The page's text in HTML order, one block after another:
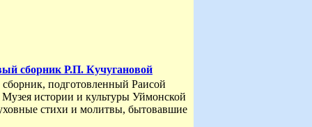
сборник Р.П. Кучугановой
подготовленный Раисой
истории и культуры Уймонской
стихи и молитвы, бытовавшие